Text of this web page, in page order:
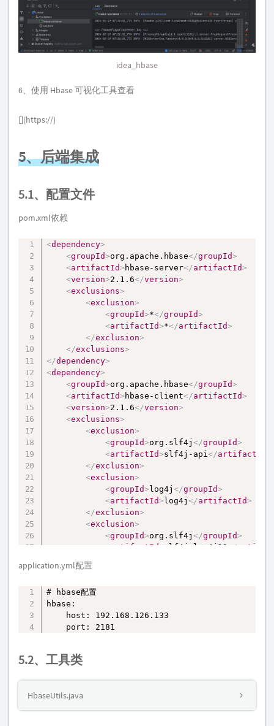
idea_hbase
6、使用 Hbase 可视化工具查看
[](https://)
5、后端集成
5.1、配置文件
pom.xml依赖
<dependency>
<groupId>org.apache.hbase</groupId>
<artifactId> hbase-server</artifactId>
<version>2.1.6</version>
<exclusions>
<exclusion>
<groupId>*</groupId>
<artifactId>*</artifactId>
</exclusion>
</exclusions>
</dependency>
<dependency>
<groupId>org.apache.hbase</groupId>
<artifactId> hbase-client</artifactId>
<version>2.1.6</version>
<exclusions>
<exclusion>
<groupId>org.slf4j </groupId>
<artifactId>slf4j-api </artifactId
</exclusion>
<exclusion>
<groupId> log4j </groupId>
<artifactId> log4j </artifactId>
</exclusion>
<exclusion>
<groupId>org.slf4j </groupId>
artifactId slf4j-log4j12 </
</exclusions
application.yml配置
# hbase配置
hbase:
    host: 192.168.126.133
    port: 2181
5.2、工具类
HbaseUtils.java